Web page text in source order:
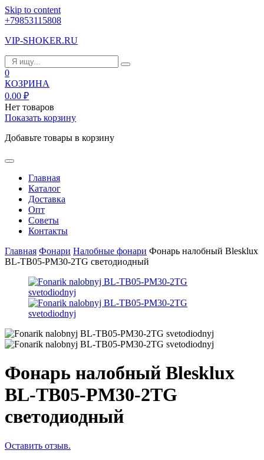
Skip to content
+79853115808
VIP-SHOKER.RU
0
КОЗРИНА
0.00 ₽
Нет товаров
Показать корзину
Добавьте товары в корзину
Главная
Каталог
Доставка
Опт
Советы
Контакты
Главная Фонари Налобные фонари Фонарь налобный Blesklux
BL-TB05-PM30-2TG светодиодный
Фонарь налобный Blesklux
BL-TB05-PM30-2TG
светодиодный
Оставить отзыв.